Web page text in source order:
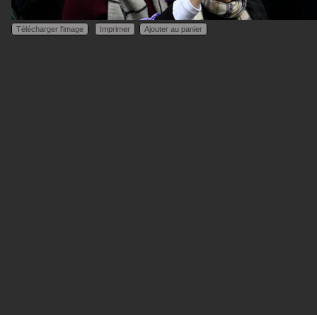
Télécharger l'image Imprimer Ajouter au panier